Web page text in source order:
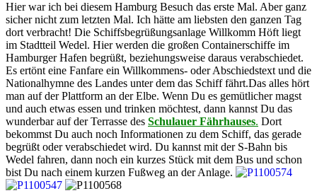
Hier war ich bei diesem Hamburg Besuch das erste Mal. Aber ganz
sicher nicht zum letzten Mal. Ich hätte am liebsten den ganzen Tag
dort verbracht! Die Schiffsbegrüßungsanlage Willkomm Höft liegt
im Stadtteil Wedel. Hier werden die großen Containerschiffe im
Hamburger Hafen begrüßt, beziehungsweise daraus verabschiedet.
Es ertönt eine Fanfare ein Willkommens- oder Abschiedstext und die
Nationalhymne des Landes unter dem das Schiff fährt.Das alles hört
man auf der Plattform an der Elbe. Wenn Du es gemütlicher magst
und auch etwas essen und trinken möchtest, dann kannst Du das
wunderbar auf der Terrasse des Schulauer Fährhauses. Dort
bekommst Du auch noch Informationen zu dem Schiff, das gerade
begrüßt oder verabschiedet wird. Du kannst mit der S-Bahn bis
Wedel fahren, dann noch ein kurzes Stück mit dem Bus und schon
bist Du nach einem kurzen Fußweg an der Anlage.